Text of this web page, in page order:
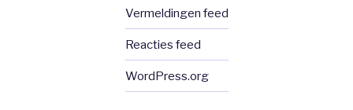
Vermeldingen feed
Reacties feed
WordPress.org